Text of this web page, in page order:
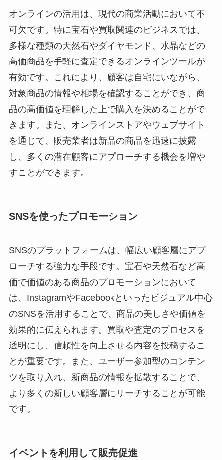
オンラインの活用は、現代の商業活動において不
可欠です。特に宝石や買取関連のビジネスでは、
多様な種類の天然石やダイヤモンド、水晶などの
高価商品を手軽に査定できるオンラインツールが
有効です。これにより、顧客は自宅にいながら、
対象商品の情報や相場を確認することができ、商
品の高価値を理解した上で購入を決めることがで
きます。また、オンラインストアやウェブサイト
を通じて、販売業者は新品の商品を迅速に披露
し、多くの潜在顧客にアプローチする機会を増や
すことができます。
SNSを使ったプロモーション
SNSのプラットフォームは、幅広い顧客層にアプ
ローチする強力な手段です。宝石や天然石など高
価で価値のある商品のプロモーションにおいて
は、InstagramやFacebookといったビジュアル中心
のSNSを活用することで、商品の美しさや価値を
効果的に伝えられます。買取や査定のプロセスを
透明にし、信頼性を向上させる内容を投稿するこ
とが重要です。また、ユーザー参加型のコンテン
ツを取り入れ、新商品の情報を拡散することで、
より多くの新しい顧客層にリーチすることが可能
です。
イベントを利用して販売促進